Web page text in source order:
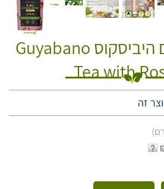
תה גויאבנו עם היביסקוס Guyabano
Tea with
זה